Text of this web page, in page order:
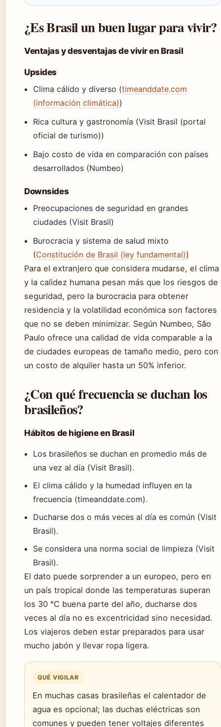
¿Es Brasil un buen lugar para vivir?
Ventajas y desventajas de vivir en Brasil
Upsides
Clima cálido y diverso (timeanddate.com
(información climática))
Rica cultura y gastronomía (Visit Brasil (portal
oficial de turismo))
Bajo costo de vida en comparación con países
desarrollados (Numbeo)
Downsides
Preocupaciones de seguridad en grandes
ciudades (Visit Brasil)
Burocracia y sistema de salud mixto
(Constitución de Brasil (ley fundamental))
Para el extranjero que considera mudarse, el clima
y la calidez humana pesan más que los riesgos de
seguridad, pero la burocracia para obtener
residencia y la volatilidad económica son factores
que no se deben minimizar. Según Numbeo, São
Paulo ofrece una calidad de vida comparable a la
de ciudades europeas de tamaño medio, pero con
un costo de alquiler hasta un 50% inferior.
¿Con qué frecuencia se duchan los
brasileños?
Hábitos de higiene en Brasil
Los brasileños se duchan en promedio más de
una vez al día (Visit Brasil).
El clima cálido y la humedad influyen en la
frecuencia (timeanddate.com).
Ducharse dos o más veces al día es común (Visit
Brasil).
Se considera una norma social de limpieza (Visit
Brasil).
El dato puede sorprender a un europeo, pero en
un país tropical donde las temperaturas superan
los 30 °C buena parte del año, ducharse dos
veces al día no es excentricidad sino necesidad.
Los viajeros deben estar preparados para usar
mucho jabón y llevar ropa ligera.
QUÉ VIGILAR
En muchas casas brasileñas el calentador de
agua es opcional; las duchas eléctricas son
comunes y pueden tener voltajes diferentes